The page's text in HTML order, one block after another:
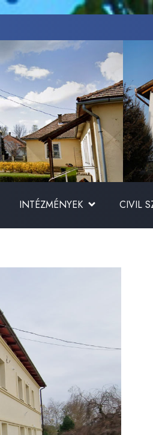
INTÉZMÉNYEK CIVIL